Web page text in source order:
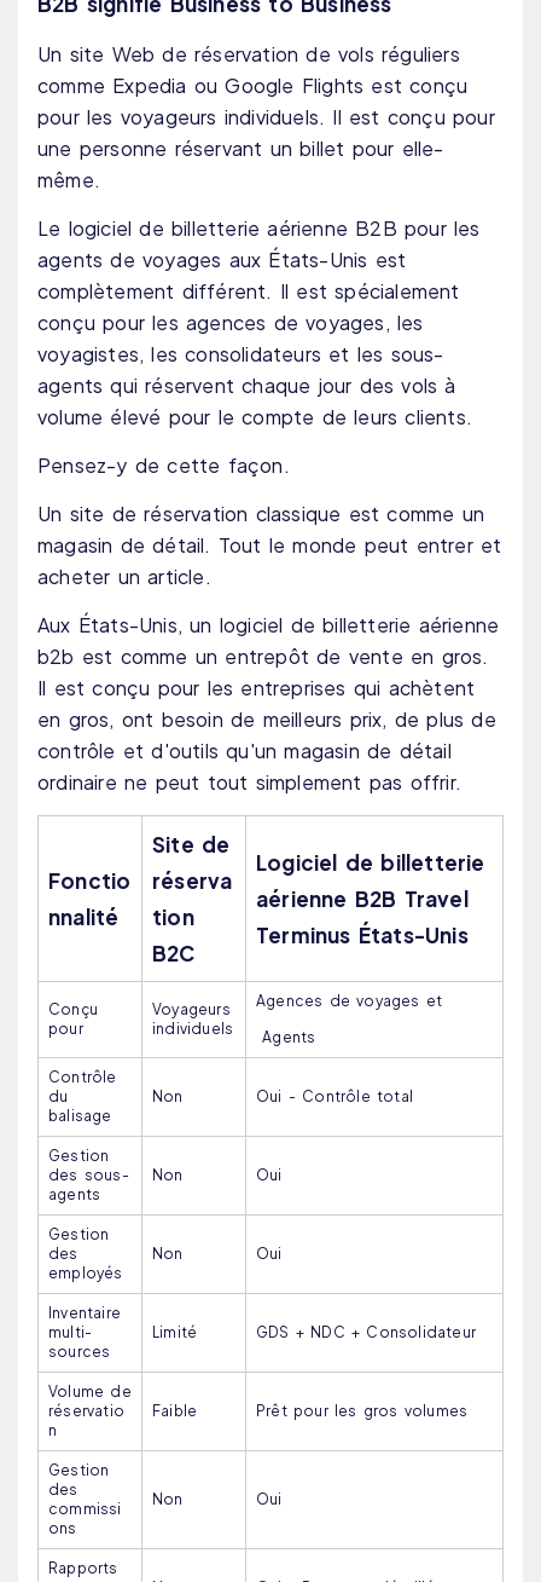
Un site Web de réservation de vols réguliers
comme Expedia ou Google Flights est conçu
pour les voyageurs individuels. Il est conçu pour
une personne réservant un billet pour elle-
même.
Le logiciel de billetterie aérienne B2B pour les
agents de voyages aux États-Unis est
complètement différent. Il est spécialement
conçu pour les agences de voyages, les
voyagistes, les consolidateurs et les sous-
agents qui réservent chaque jour des vols à
volume élevé pour le compte de leurs clients.
Pensez-y de cette façon.
Un site de réservation classique est comme un
magasin de détail. Tout le monde peut entrer et
acheter un article.
Aux États-Unis, un logiciel de billetterie aérienne
b2b est comme un entrepôt de vente en gros.
Il est conçu pour les entreprises qui achètent
en gros, ont besoin de meilleurs prix, de plus de
contrôle et d'outils qu'un magasin de détail
ordinaire ne peut tout simplement pas offrir.
Fonctio
nnalité
Site de
réserva
tion
B2C
Logiciel de billetterie
aérienne B2B Travel
Terminus États-Unis
Conçu
pour
Voyageurs
individuels
Agences de voyages et
Agents
Contrôle
du
balisage
Non Oui - Contrôle total
Gestion
des sous-
agents
Non Oui
Gestion
des
employés
Non Oui
Inventaire
multi-
sources
Limité GDS + NDC + Consolidateur
Volume de
réservatio
n
Faible Prêt pour les gros volumes
Gestion
des
commissi
ons
Non Oui
Rapports